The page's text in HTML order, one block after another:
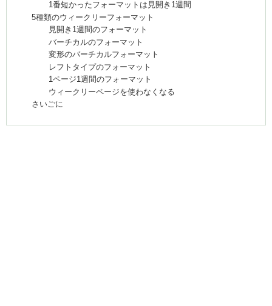
1番短かったフォーマットは見開き1週間
5種類のウィークリーフォーマット
見開き1週間のフォーマット
バーチカルのフォーマット
変形のバーチカルフォーマット
レフトタイプのフォーマット
1ページ1週間のフォーマット
ウィークリーページを使わなくなる
さいごに